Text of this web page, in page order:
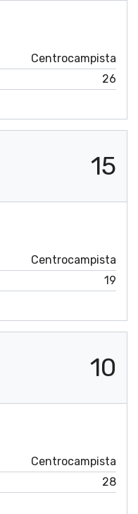
Centrocampista
26
15
Centrocampista
19
10
Centrocampista
28